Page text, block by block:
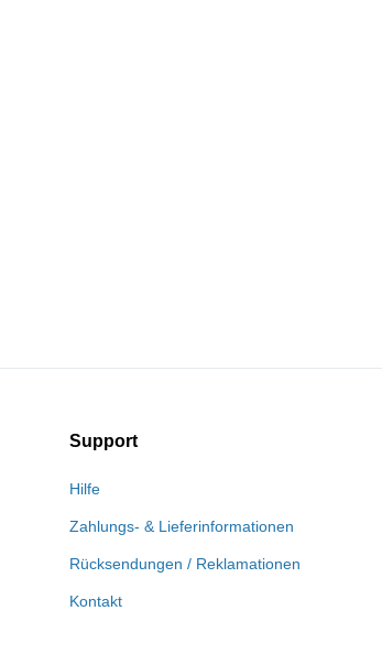
Support
Hilfe
Zahlungs- & Lieferinformationen
Rücksendungen / Reklamationen
Kontakt